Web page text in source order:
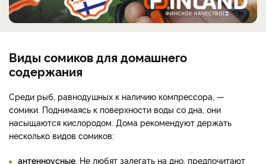
Виды сомиков для домашнего
содержания
Среди рыб, равнодушных к наличию компрессора, —
сомики. Поднимаясь к поверхности воды со дна, они
насыщаются кислородом. Дома рекомендуют держать
несколько видов сомиков:
антенноусные. Не любят залегать на дно, предпочитают